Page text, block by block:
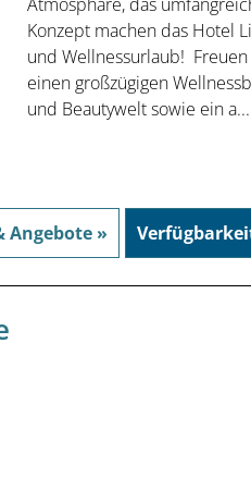
Konzept machen das Hotel
und Wellnessurlaub!
einen großzügigen
und Beautywelt sowie ein a...
Angebote »